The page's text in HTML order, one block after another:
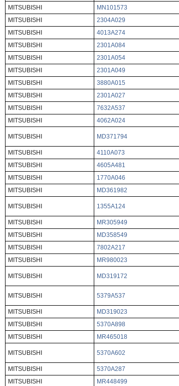
MITSUBISHI
MN101573
MITSUBISHI
2304A029
MITSUBISHI
4013A274
MITSUBISHI
2301A084
MITSUBISHI
2301A054
MITSUBISHI
2301A049
MITSUBISHI
3880A015
MITSUBISHI
2301A027
MITSUBISHI
7632A537
MITSUBISHI
4062A024
MITSUBISHI MD371794
MITSUBISHI
4110A073
MITSUBISHI
4605A481
MITSUBISHI
1770A046
MITSUBISHI
MD361982
MITSUBISHI 1355A124
MITSUBISHI
MR305949
MITSUBISHI
MD358549
MITSUBISHI
7802A217
MITSUBISHI
MR980023
MITSUBISHI MD319172
MITSUBISHI 5379A537
MITSUBISHI
MD319023
MITSUBISHI
5370A898
MITSUBISHI
MR465018
MITSUBISHI 5370A602
MITSUBISHI
5370A287
MITSUBISHI
MR448499